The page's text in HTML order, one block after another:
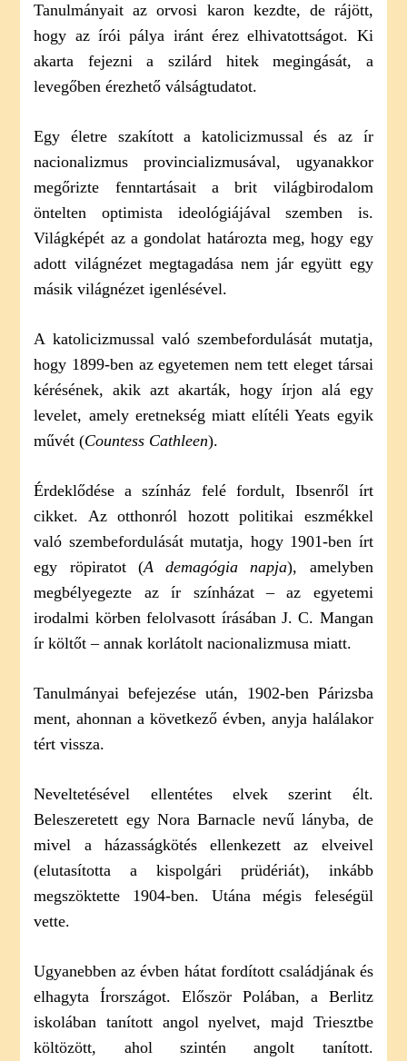
Tanulmányait az orvosi karon kezdte, de rájött,
hogy az írói pálya iránt érez elhivatottságot. Ki
akarta fejezni a szilárd hitek megingását, a
levegőben érezhető válságtudatot.
Egy életre szakított a katolicizmussal és az ír
nacionalizmus provincializmusával, ugyanakkor
megőrizte fenntartásait a brit világbirodalom
öntelten optimista ideológiájával szemben is.
Világképét az a gondolat határozta meg, hogy egy
adott világnézet megtagadása nem jár együtt egy
másik világnézet igenlésével.
A katolicizmussal való szembefordulását mutatja,
hogy 1899-ben az egyetemen nem tett eleget társai
kérésének, akik azt akarták, hogy írjon alá egy
levelet, amely eretnekség miatt elítéli Yeats egyik
művét (Countess Cathleen).
Érdeklődése a színház felé fordult, Ibsenről írt
cikket. Az otthonról hozott politikai eszmékkel
való szembefordulását mutatja, hogy 1901-ben írt
egy röpiratot (A demagógia napja), amelyben
megbélyegezte az ír színházat – az egyetemi
irodalmi körben felolvasott írásában J. C. Mangan
ír költőt – annak korlátolt nacionalizmusa miatt.
Tanulmányai befejezése után, 1902-ben Párizsba
ment, ahonnan a következő évben, anyja halálakor
tért vissza.
Neveltetésével ellentétes elvek szerint élt.
Beleszeretett egy Nora Barnacle nevű lányba, de
mivel a házasságkötés ellenkezett az elveivel
(elutasította a kispolgári prüdériát), inkább
megszöktette 1904-ben. Utána mégis feleségül
vette.
Ugyanebben az évben hátat fordított családjának és
elhagyta Írországot. Először Polában, a Berlitz
iskolában tanított angol nyelvet, majd Triesztbe
költözött, ahol szintén angolt tanított.